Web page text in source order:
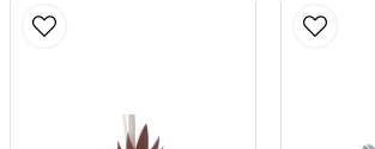
Ja, ni får publicera min fråga